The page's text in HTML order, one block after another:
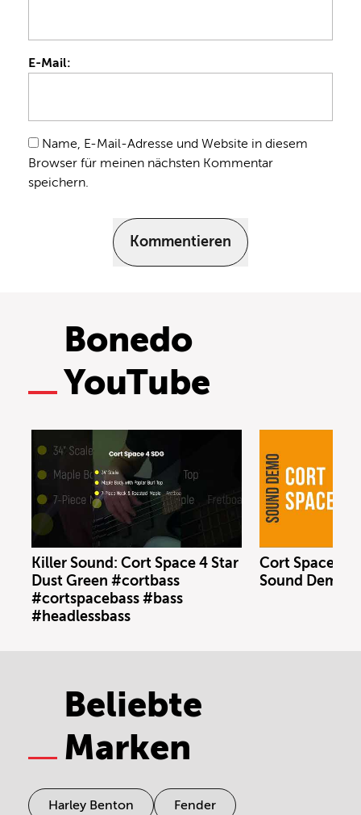
E-Mail:
Name, E-Mail-Adresse und Website in diesem
Browser für meinen nächsten Kommentar
speichern.
Kommentieren
Bonedo
YouTube
Killer Sound: Cort Space 4 Star
Dust Green #cortbass
#cortspacebass #bass
#headlessbass
Cort Space 4
Sound Demo
Beliebte
Marken
Harley Benton Fender